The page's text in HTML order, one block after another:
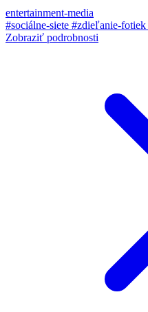
entertainment-media
#sociálne-siete #zdieľanie-fotiek
Zobraziť podrobnosti